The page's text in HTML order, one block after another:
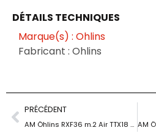
DÉTAILS TECHNIQUES
Marque(s) : Ohlins
Fabricant : Ohlins
PRÉCÉDENT
AM Öhlins RXF36 m.2 Air TTX18 29 »/44/140